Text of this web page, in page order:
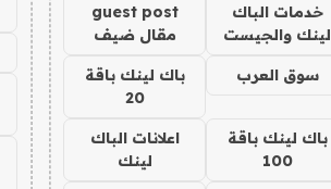
خدمات الباك
لينك والجيست
guest post
مقال ضيف
سوق العرب
باك لينك باقة
20
باك لينك باقة
100
اعلانات الباك
لينك